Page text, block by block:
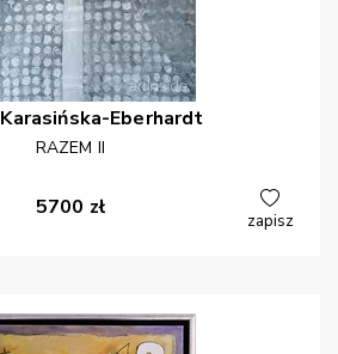
Karasińska-Eberhardt
RAZEM II
5700 zł
zapisz